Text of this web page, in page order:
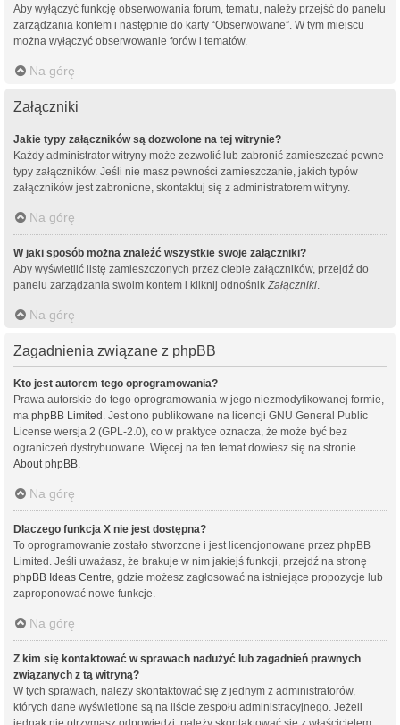
Aby wyłączyć funkcję obserwowania forum, tematu, należy przejść do panelu
zarządzania kontem i następnie do karty “Obserwowane”. W tym miejscu
można wyłączyć obserwowanie forów i tematów.
Na górę
Załączniki
Jakie typy załączników są dozwolone na tej witrynie?
Każdy administrator witryny może zezwolić lub zabronić zamieszczać pewne
typy załączników. Jeśli nie masz pewności zamieszczanie, jakich typów
załączników jest zabronione, skontaktuj się z administratorem witryny.
Na górę
W jaki sposób można znaleźć wszystkie swoje załączniki?
Aby wyświetlić listę zamieszczonych przez ciebie załączników, przejdź do
panelu zarządzania swoim kontem i kliknij odnośnik Załączniki.
Na górę
Zagadnienia związane z phpBB
Kto jest autorem tego oprogramowania?
Prawa autorskie do tego oprogramowania w jego niezmodyfikowanej formie,
ma phpBB Limited. Jest ono publikowane na licencji GNU General Public
License wersja 2 (GPL-2.0), co w praktyce oznacza, że może być bez
ograniczeń dystrybuowane. Więcej na ten temat dowiesz się na stronie
About phpBB.
Na górę
Dlaczego funkcja X nie jest dostępna?
To oprogramowanie zostało stworzone i jest licencjonowane przez phpBB
Limited. Jeśli uważasz, że brakuje w nim jakiejś funkcji, przejdź na stronę
phpBB Ideas Centre, gdzie możesz zagłosować na istniejące propozycje lub
zaproponować nowe funkcje.
Na górę
Z kim się kontaktować w sprawach nadużyć lub zagadnień prawnych
związanych z tą witryną?
W tych sprawach, należy skontaktować się z jednym z administratorów,
których dane wyświetlone są na liście zespołu administracyjnego. Jeżeli